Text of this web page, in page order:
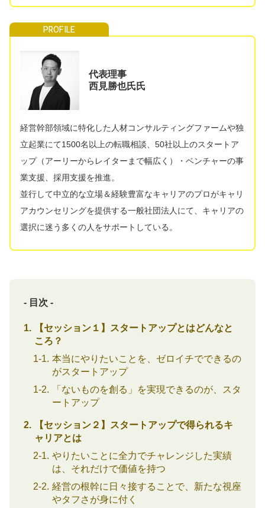
代表理事
西見勝也氏氏
経営幹部領域に特化した人材コンサルティングファームや独
立起業にて1500名以上の転職相談、50社以上のスタートア
ップ（アーリーからレイターまで幅広く）・ベンチャーの事
業支援、採用支援を推進。
並行して中立的な立場＆経験豊富なキャリアのプロがキャリ
アカウンセリングを提供する一般社団法人にて、キャリアの
選択に迷う多くの人をサポートしている。
- 目次 -
【セッション１】スタートアップとはどんなと
ころ？
本当にやりたいことを、ゼロイチでできるの
がスタートアップ
「ないものを創る」を実現できるのが、スタ
ートアップ
【セッション２】スタートアップで得られるキ
ャリアとは
やりたいことに全力でチャレンジした実績
は、それだけで価値を持つ
経営の根幹に日々接することで、新たな視座
やタフさが身に付く